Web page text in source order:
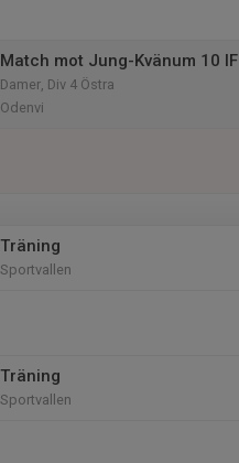
Match mot Jung-Kvänum 10 IF
Damer, Div 4 Östra
Odenvi
Träning
Sportvallen
Träning
Sportvallen